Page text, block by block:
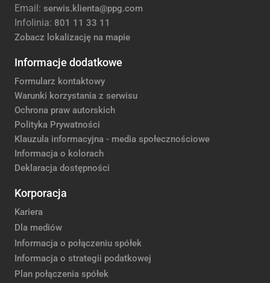
Email: serwis.klienta@ppg.com
Infolinia: 801 11 33 11
Zobacz lokalizację na mapie
Informacje dodatkowe
Formularz kontaktowy
Warunki korzystania z serwisu
Ochrona praw autorskich
Polityka Prywatności
Klauzula informacyjna - media społecznościowe
Informacja o kolorach
Deklaracja dostępności
Korporacja
Kariera
Dla mediów
Informacja o połączeniu spółek
Informacja o strategii podatkowej
Plan połączenia spółek